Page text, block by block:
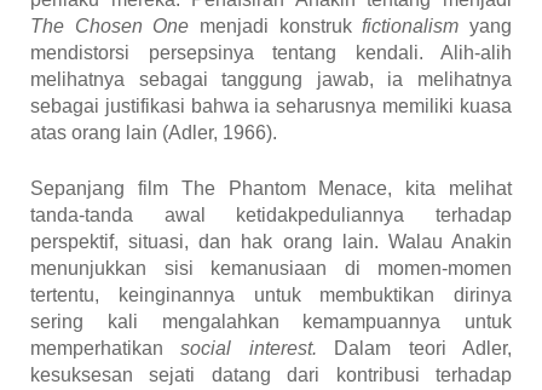
The Chosen One menjadi konstrukfictionalism yang
mendistorsi persepsinya tentang kendali. Alih-alih
melihatnya sebagai tanggung jawab, ia melihatnya
sebagai justifikasi bahwa ia seharusnya memiliki kuasa
atas orang lain (Adler, 1966).
Sepanjang film The Phantom Menace, kita melihat
tanda-tanda awal ketidakpeduliannya terhadap
perspektif, situasi, dan hak orang lain. Walau Anakin
menunjukkan sisi kemanusiaan di momen-momen
tertentu, keinginannya untuk membuktikan dirinya
sering kali mengalahkan kemampuannya untuk
memperhatikansocial interest.
Dalam teori Adler,
kesuksesan sejati datang dari kontribusi terhadap